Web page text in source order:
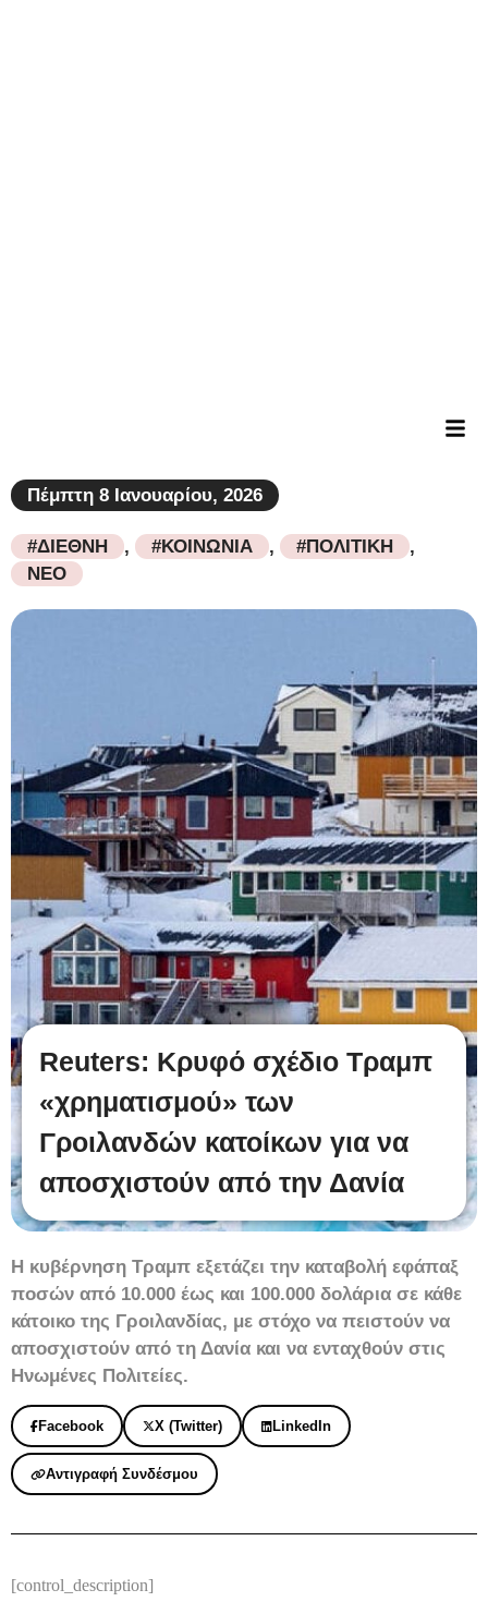
Πέμπτη 8 Ιανουαρίου, 2026
#ΔΙΕΘΝΗ , #ΚΟΙΝΩΝΙΑ , #ΠΟΛΙΤΙΚΗ
,
ΝΕΟ
Reuters: Κρυφό σχέδιο Τραμπ
«χρηματισμού» των
Γροιλανδών κατοίκων για να
αποσχιστούν από την Δανία
Η κυβέρνηση Τραμπ εξετάζει την καταβολή εφάπαξ
ποσών από 10.000 έως και 100.000 δολάρια σε κάθε
κάτοικο της Γροιλανδίας, με στόχο να πειστούν να
αποσχιστούν από τη Δανία και να ενταχθούν στις
Ηνωμένες Πολιτείες.
Facebook X (Twitter) LinkedIn
Αντιγραφή Συνδέσμου
[control_description]